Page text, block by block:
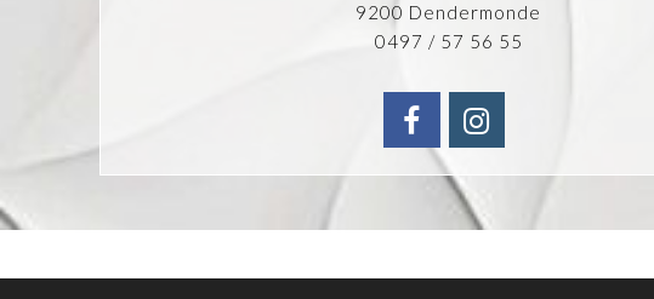
9200 Dendermonde
0497 / 57 56 55
facebook